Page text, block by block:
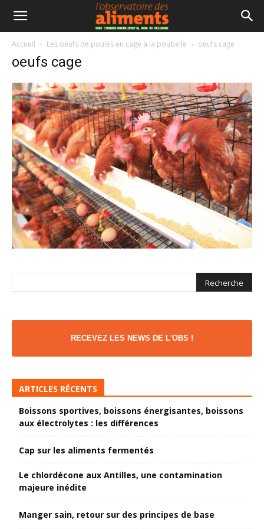
Accueil Les oeufs de poules en cage à la poubelle oeufs cage
oeufs cage
RECEVEZ LES NEWS DE L'OBS !
ARTICLES RÉCENTS
Boissons sportives, boissons énergisantes, boissons
aux électrolytes : les différences
Cap sur les aliments fermentés
Le chlordécone aux Antilles, une contamination
majeure inédite
Manger sain, retour sur des principes de base